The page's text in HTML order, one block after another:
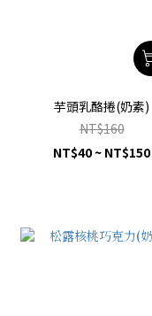
芋頭乳酪捲(奶素)
NT$160
NT$40 ~ NT$150